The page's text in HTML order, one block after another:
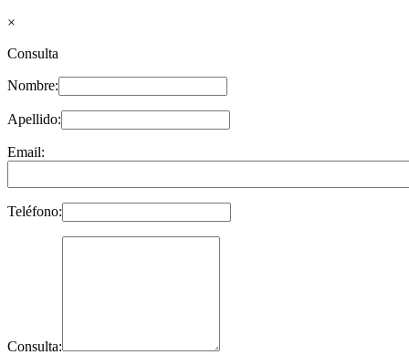
×
Consulta
Nombre:
Apellido:
Email:
Teléfono:
Consulta: